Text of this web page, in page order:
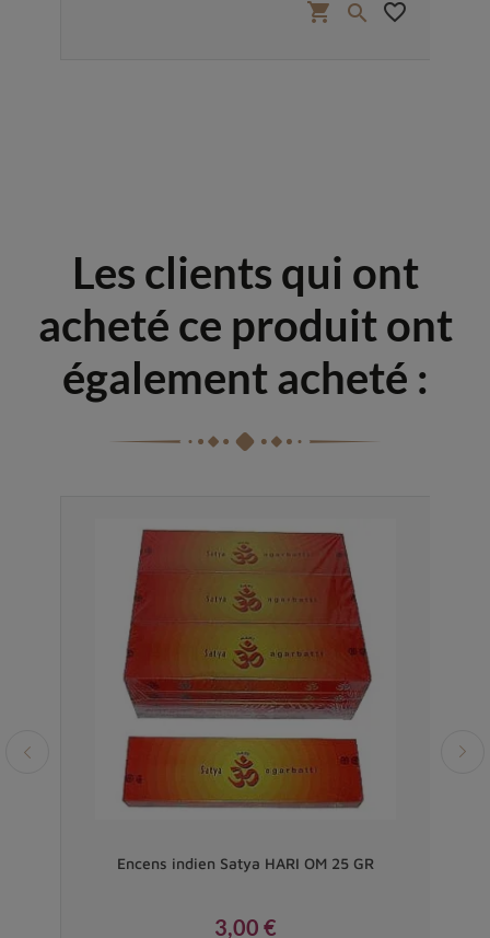
shopping_cart  favorite_border
Les clients qui ont
acheté ce produit ont
également acheté :
Encens indien Satya HARI OM 25 GR
3,00 €